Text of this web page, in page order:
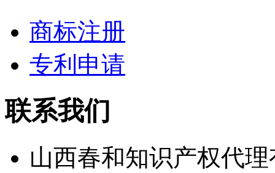
商标注册
专利申请
联系我们
山西春和知识产权代